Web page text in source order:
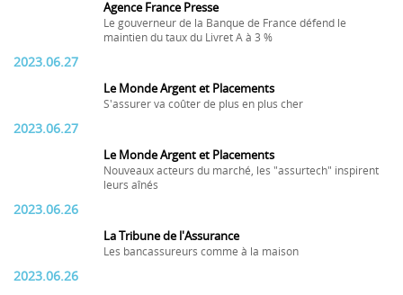
Agence France Presse
Le gouverneur de la Banque de France défend le
maintien du taux du Livret A à 3 %
2023.06.27
Le Monde Argent et Placements
S'assurer va coûter de plus en plus cher
2023.06.27
Le Monde Argent et Placements
Nouveaux acteurs du marché, les "assurtech" inspirent
leurs aînés
2023.06.26
La Tribune de l'Assurance
Les bancassureurs comme à la maison
2023.06.26